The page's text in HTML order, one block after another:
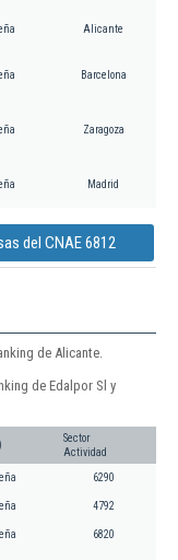
Alicante
Barcelona
Zaragoza
Madrid
del CNAE 6812
de Alicante.
de Edalpor Sl y
Sector
Actividad
6290
4792
6820